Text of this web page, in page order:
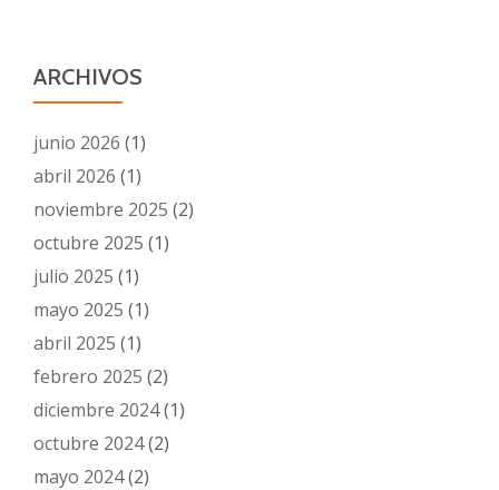
ARCHIVOS
junio 2026 (1)
abril 2026 (1)
noviembre 2025 (2)
octubre 2025 (1)
julio 2025 (1)
mayo 2025 (1)
abril 2025 (1)
febrero 2025 (2)
diciembre 2024(1)
octubre 2024(2)
mayo 2024(2)